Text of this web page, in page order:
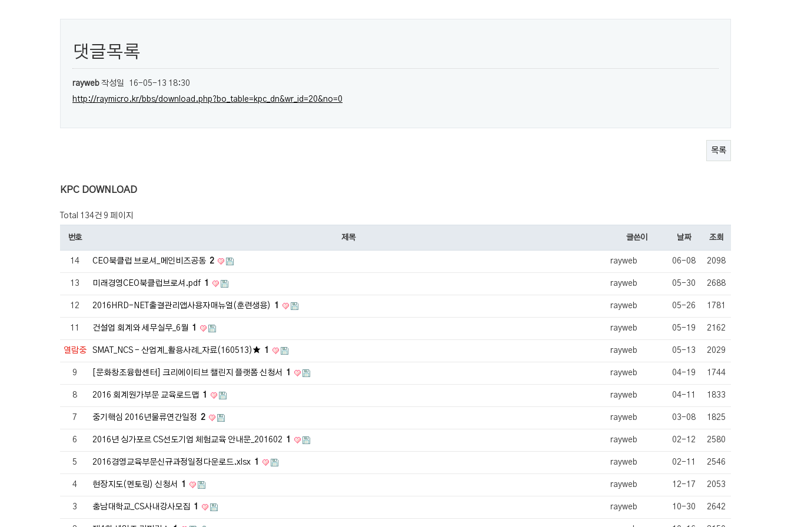
댓글목록
rayweb 작성일
16-05-13 18:30
http://raymicro.kr/bbs/download.php?bo_table=kpc_dn&wr_id=20&no=0
목록
KPC DOWNLOAD
Total 134건 9 페이지
번호 제목 글쓴이 날짜 조회
14 CEO북클럽 브로셔_메인비즈공동 2 rayweb 06-08 2098
13 미래경영CEO북클럽브로셔.pdf 1 rayweb 05-30 2688
12 2016HRD-NET출결관리앱사용자매뉴얼(훈련생용) 1 rayweb 05-26 1781
11 건설업 회계와 세무실무_6월 1 rayweb 05-19 2162
열람중 SMAT_NCS - 산업계_활용사례_자료(160513)★ 1 rayweb 05-13 2029
9 [문화창조융합센터] 크리에이티브 챌린지 플랫폼 신청서 1 rayweb 04-19 1744
8 2016 회계원가부문 교육로드맵 1 rayweb 04-11 1833
7 중기핵심 2016년물류연간일정 2 rayweb 03-08 1825
6 2016년 싱가포르 CS선도기업 체험교육 안내문_201602 1 rayweb 02-12 2580
5 2016경영교육부문신규과정일정다운로드.xlsx 1 rayweb 02-11 2546
4 현장지도(멘토링) 신청서 1 rayweb 12-17 2053
3 충남대학교_CS사내강사모집 1 rayweb 10-30 2642